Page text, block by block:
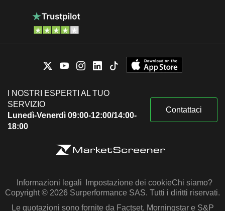
I NOSTRI ESPERTI AL TUO
SERVIZIO
Lunedì-Venerdì 09:00-12:00/14:00-
18:00
Contattaci
Informazioni legali Impostazione dei cookieChi siamo?
Copyright © 2026 Surperformance SAS. Tutti i diritti riservati.
Le quotazioni sono fornite da Factset, Morningstar e S&P